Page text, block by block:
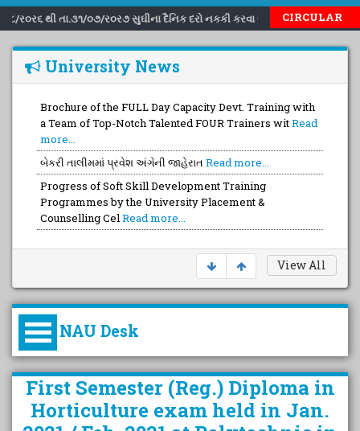
થી તા.૩૧/૦૭/ર૦ર૭ સુઘીના દૈનિક દરો નકકી કરવા બાબત.. | |Inviting
CIRCULAR
University News
Brochure of the FULL Day Capacity Devt. Training with
a Team of Top-Notch Talented FOUR Trainers witRead
more...
બેકરી તાલીમમાં પ્રવેશ અંગેની જાહેરાત Read more...
Progress of Soft Skill Development Training
Programmes by the University Placement &
Counselling CelRead more...
View All
NAU Desk
કુલપતિની પરિવર્તનકારી પહેલનું
વિહંગાવલોકન (ઓક્ટોબર ૨૦૨૦-૨૦૨૫)
First Semester (Reg.) Diploma in
Horticulture exam held in Jan.